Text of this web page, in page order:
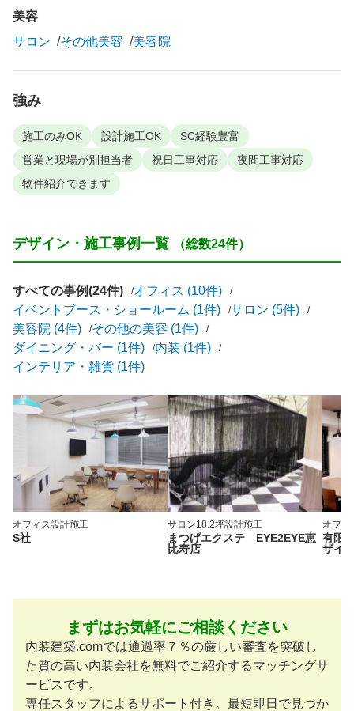
美容
サロン
その他美容 美容院
強み
施工のみOK 設計施工OK
SC経験豊富
営業と現場が別担当者
祝日工事対応
夜間工事対応
物件紹介できます
デザイン・施工事例一覧 （総数24件）
すべての事例(24件)
オフィス (10件)
イベントブース・ショールーム (1件)
サロン (5件)
美容院 (4件)
その他の美容 (1件)
ダイニング・バー (1件)
内装 (1件)
インテリア・雑貨 (1件)
オフィス設計施工
S社
サロン18.2坪設計施工
まつげエクステ EYE2EYE恵
比寿店
オフィ
有限
ザイ
まずはお気軽にご相談ください
内装建築.comでは通過率７％の厳しい審査を突破し
た質の高い内装会社を無料でご紹介するマッチングサ
ービスです。
専任スタッフによるサポート付き。最短即日で見つか